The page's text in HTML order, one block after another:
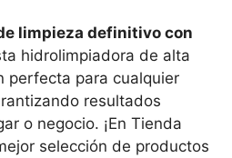
limpieza definitivo con
hidrolimpiadora de alta
perfecta para cualquier
resultados
o negocio. ¡En Tienda
selección de productos